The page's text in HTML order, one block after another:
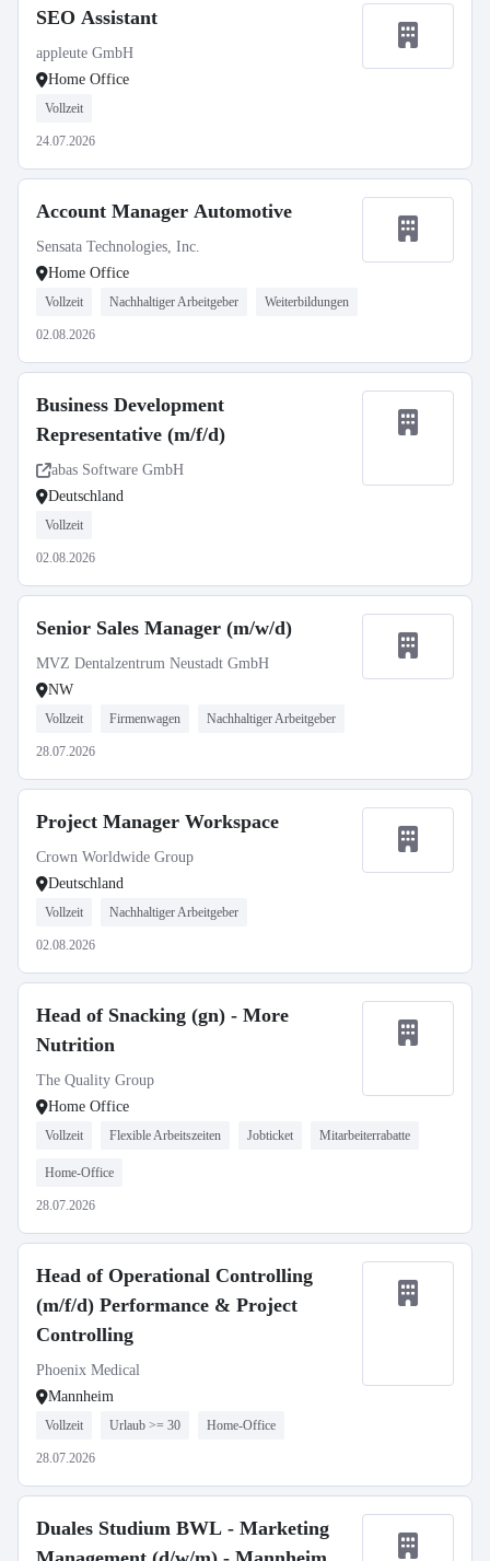
SEO Assistant
appleute GmbH
Home Office
Vollzeit
24.07.2026
Account Manager Automotive
Sensata Technologies, Inc.
Home Office
Vollzeit Nachhaltiger Arbeitgeber Weiterbildungen
02.08.2026
Business Development
Representative (m/f/d)
abas Software GmbH
Deutschland
Vollzeit
02.08.2026
Senior Sales Manager (m/w/d)
MVZ Dentalzentrum Neustadt GmbH
NW
Vollzeit Firmenwagen Nachhaltiger Arbeitgeber
28.07.2026
Project Manager Workspace
Crown Worldwide Group
Deutschland
Vollzeit Nachhaltiger Arbeitgeber
02.08.2026
Head of Snacking (gn) - More
Nutrition
The Quality Group
Home Office
Vollzeit Flexible Arbeitszeiten Jobticket Mitarbeiterrabatte
Home-Office
28.07.2026
Head of Operational Controlling
(m/f/d) Performance & Project
Controlling
Phoenix Medical
Mannheim
Vollzeit Urlaub >= 30 Home-Office
28.07.2026
Duales Studium BWL - Marketing